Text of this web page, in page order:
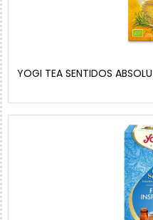
YOGI TEA SENTIDOS